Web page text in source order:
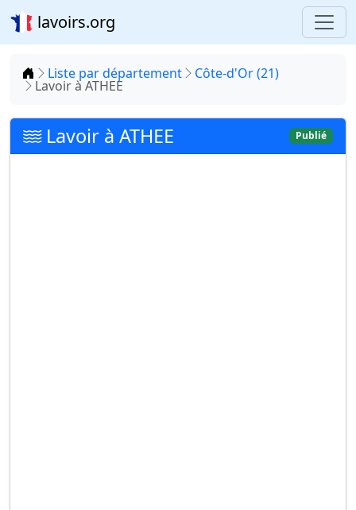
lavoirs.org
Accueil
Liste par département Côte-d'Or (21)
Lavoir à ATHEE
Lavoir à ATHEE Publié